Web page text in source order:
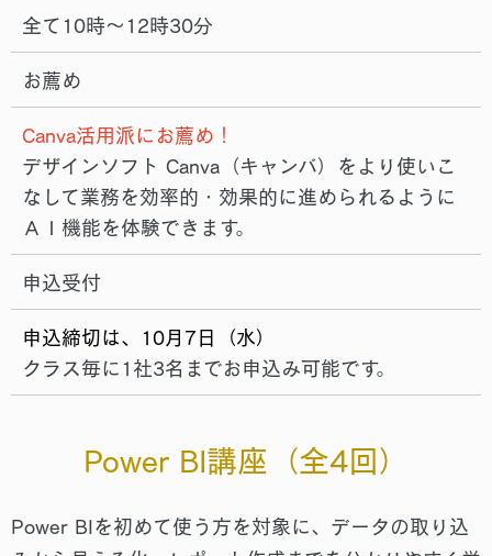
全て10時～12時30分
お薦め
Canva活用派にお薦め！
デザインソフト Canva（キャンバ）をより使いこ
なして業務を効率的・効果的に進められるように
ＡＩ機能を体験できます。
申込受付
申込締切は、10月7日（水）
クラス毎に1社3名までお申込み可能です。
Power BI講座 （全4回）
Power BIを初めて使う方を対象に、データの取り込